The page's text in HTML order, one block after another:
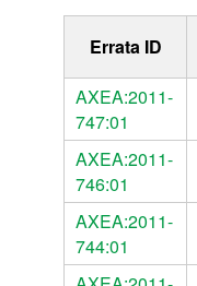
Errata ID
AXEA:2011-
747:01
AXEA:2011-
746:01
AXEA:2011-
744:01